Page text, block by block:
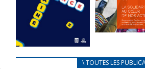
FEUILLETER
au coeur
nos
\ TOUTES LES